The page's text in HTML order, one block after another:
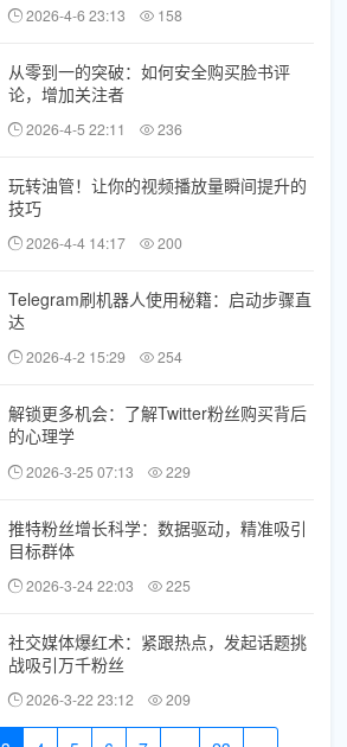
2026-4-6 23:13 158
从零到一的突破：如何安全购买脸书评
论，增加关注者
2026-4-5 22:11 236
玩转油管！让你的视频播放量瞬间提升的
技巧
2026-4-4 14:17 200
Telegram刷机器人使用秘籍：启动步骤直
达
2026-4-2 15:29 254
解锁更多机会：了解Twitter粉丝购买背后
的心理学
2026-3-25 07:13 229
推特粉丝增长科学：数据驱动，精准吸引
目标群体
2026-3-24 22:03 225
社交媒体爆红术：紧跟热点，发起话题挑
战吸引万千粉丝
2026-3-22 23:12 209